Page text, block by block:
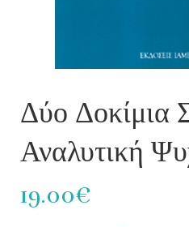
Δύο Δοκίμια
Αναλυτική
19.00€